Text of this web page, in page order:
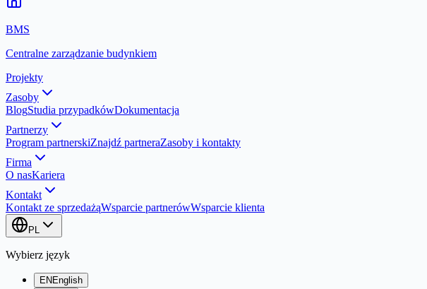
BMS
Centralne zarządzanie budynkiem
Projekty
Zasoby
BlogStudia przypadkówDokumentacja
Partnerzy
Program partnerskiZnajdź partneraZasoby i kontakty
Firma
O nasKariera
Kontakt
Kontakt ze sprzedażąWsparcie partnerówWsparcie klienta
PL
Wybierz język
EN English